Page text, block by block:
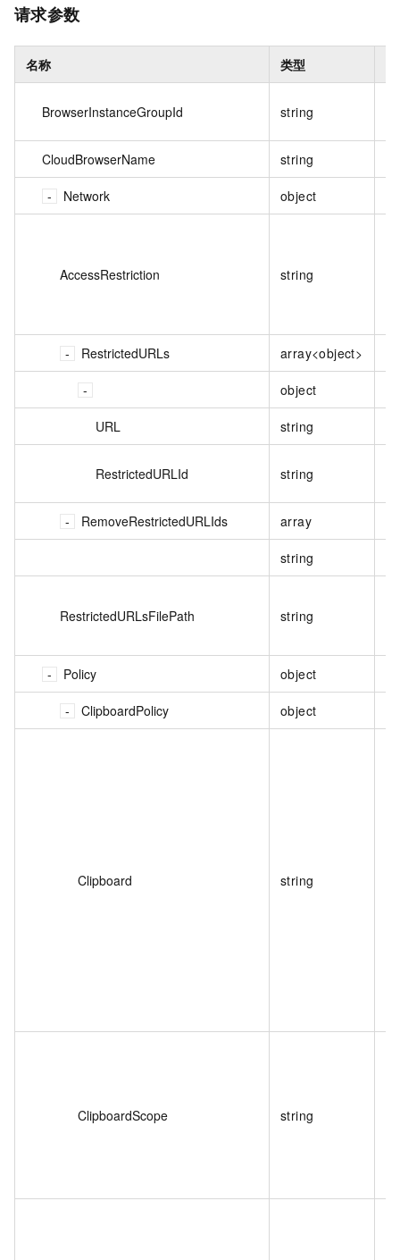
请求参数
名称 类型
BrowserInstanceGroupId string
CloudBrowserName string
Network object
AccessRestriction string
RestrictedURLs array<object>
object
URL string
RestrictedURLId string
RemoveRestrictedURLIds array
string
RestrictedURLsFilePath string
Policy object
ClipboardPolicy object
Clipboard string
ClipboardScope string